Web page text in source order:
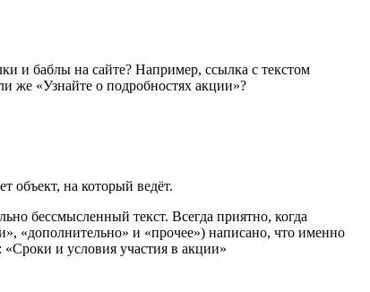
и баблы на сайте? Например, ссылка с текстом
же «Узнайте о подробностях акции»?
объект, на который ведёт.
бессмысленный текст. Всегда приятно, когда
«дополнительно» и «прочее») написано, что именно
«Сроки и условия участия в акции»